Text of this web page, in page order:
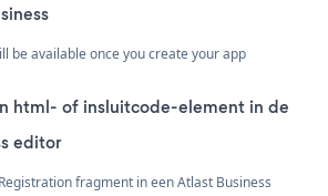
be available once you create your app
html- of insluitcode-element in de
editor
fragment in een Atlast Business